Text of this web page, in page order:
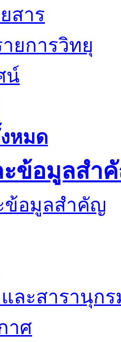
สาร
ยการวิทยุ
น์
หมด
ะข้อมูลสำ
ละสารานุกร
าศ